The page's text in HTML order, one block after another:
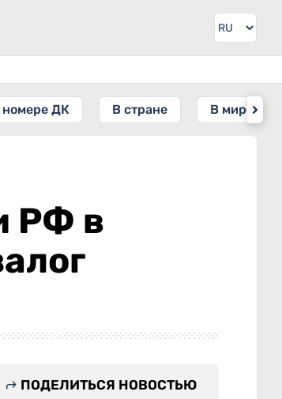
номере ДК В стране В мире
РФ в
ПОДЕЛИТЬСЯ НОВОСТЬЮ